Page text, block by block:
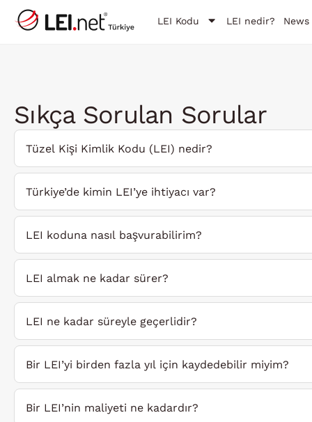
LEI Kodu LEI nedir? News
Sıkça Sorulan Sorular
Tüzel Kişi Kimlik Kodu (LEI) nedir?
Türkiye’de kimin LEI’ye ihtiyacı var?
LEI koduna nasıl başvurabilirim?
LEI almak ne kadar sürer?
LEI ne kadar süreyle geçerlidir?
Bir LEI’yi birden fazla yıl için kaydedebilir miyim?
Bir LEI’nin maliyeti ne kadardır?